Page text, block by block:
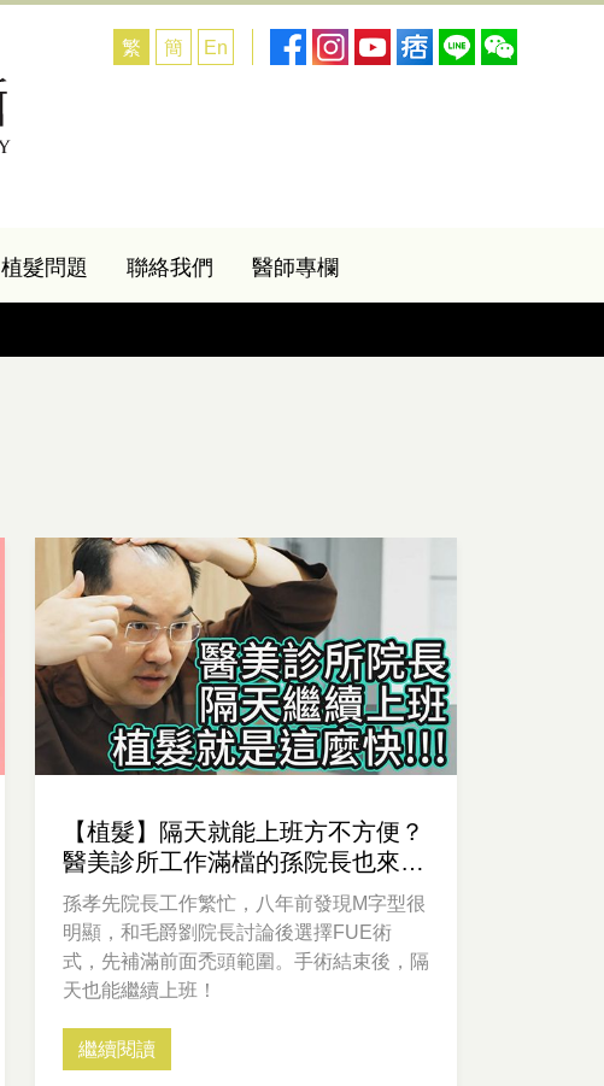
植髮問題 聯絡我們 醫師專欄
繁 簡 En
【植髮】隔天就能上班方不方便？
醫美診所工作滿檔的孫院長也來植
髮啦！
孫孝先院長工作繁忙，八年前發現M字型很
明顯，和毛爵劉院長討論後選擇FUE術
式，先補滿前面禿頭範圍。手術結束後，隔
天也能繼續上班！
繼續閱讀